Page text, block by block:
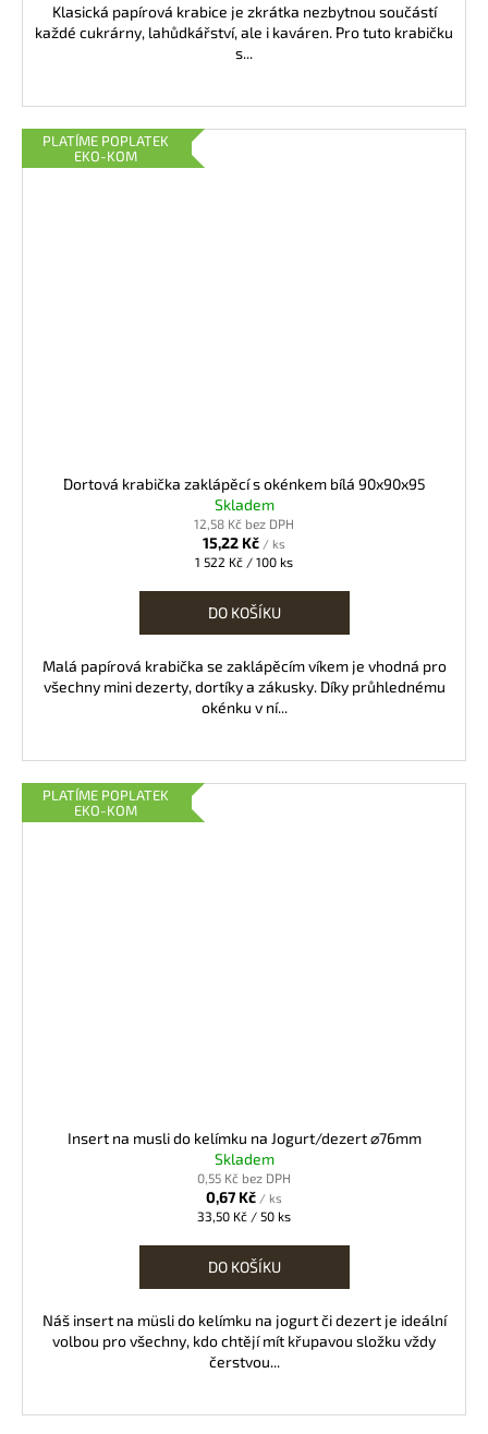
Klasická papírová krabice je zkrátka nezbytnou součástí
každé cukrárny, lahůdkářství, ale i kaváren. Pro tuto krabičku
s...
PLATÍME POPLATEK
EKO-KOM
Dortová krabička zaklápěcí s okénkem bílá 90x90x95
Skladem
12,58 Kč bez DPH
15,22 Kč / ks
Měrná
1 522 Kč / 100 ks
DO KOŠÍKU
Malá papírová krabička se zaklápěcím víkem je vhodná pro
všechny mini dezerty, dortíky a zákusky. Díky průhlednému
okénku v ní...
PLATÍME POPLATEK
EKO-KOM
Insert na musli do kelímku na Jogurt/dezert ⌀76mm
Skladem
0,55 Kč bez DPH
0,67 Kč / ks
Měrná
33,50 Kč / 50 ks
DO KOŠÍKU
Náš insert na müsli do kelímku na jogurt či dezert je ideální
volbou pro všechny, kdo chtějí mít křupavou složku vždy
čerstvou...